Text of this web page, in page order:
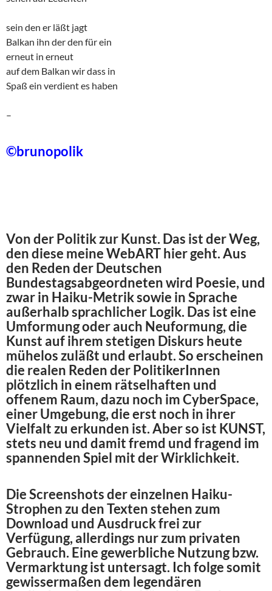
sein den er läßt jagt
Balkan ihn der den für ein
erneut in erneut
auf dem Balkan wir dass in
Spaß ein verdient es haben
–
©brunopolik
Von der Politik zur Kunst. Das ist der Weg,
den diese meine WebART hier geht. Aus
den Reden der Deutschen
Bundestagsabgeordneten wird Poesie, und
zwar in Haiku-Metrik sowie in Sprache
außerhalb sprachlicher Logik. Das ist eine
Umformung oder auch Neuformung, die
Kunst auf ihrem stetigen Diskurs heute
mühelos zuläßt und erlaubt. So erscheinen
die realen Reden der PolitikerInnen
plötzlich in einem rätselhaften und
offenem Raum, dazu noch im CyberSpace,
einer Umgebung, die erst noch in ihrer
Vielfalt zu erkunden ist. Aber so ist KUNST,
stets neu und damit fremd und fragend im
spannenden Spiel mit der Wirklichkeit.
Die Screenshots der einzelnen Haiku-
Strophen zu den Texten stehen zum
Download und Ausdruck frei zur
Verfügung, allerdings nur zum privaten
Gebrauch. Eine gewerbliche Nutzung bzw.
Vermarktung ist untersagt. Ich folge somit
gewissermaßen dem legendären